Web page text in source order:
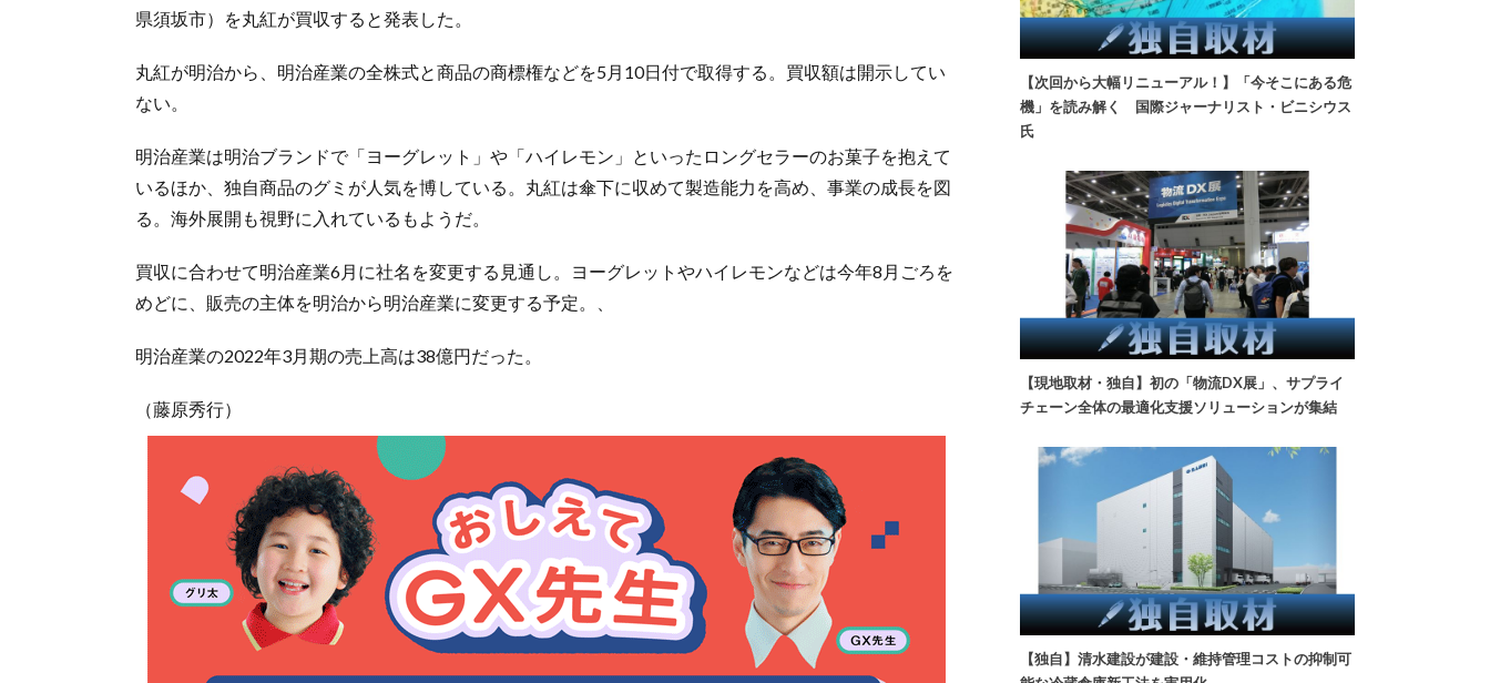
県須坂市）を丸紅が買収すると発表した。
丸紅が明治から、明治産業の全株式と商品の商標権などを5月10日付で取得する。買収額は開示してい
ない。
明治産業は明治ブランドで「ヨーグレット」や「ハイレモン」といったロングセラーのお菓子を抱えて
いるほか、独自商品のグミが人気を博している。丸紅は傘下に収めて製造能力を高め、事業の成長を図
る。海外展開も視野に入れているもようだ。
買収に合わせて明治産業6月に社名を変更する見通し。ヨーグレットやハイレモンなどは今年8月ごろを
めどに、販売の主体を明治から明治産業に変更する予定。、
明治産業の2022年3月期の売上高は38億円だった。
（藤原秀行）
【次回から大幅リニューアル！】「今そこにある危
機」を読み解く 国際ジャーナリスト・ビニシウス
氏
【現地取材・独自】初の「物流DX展」、サプライ
チェーン全体の最適化支援ソリューションが集結
【独自】清水建設が建設・維持管理コストの抑制可